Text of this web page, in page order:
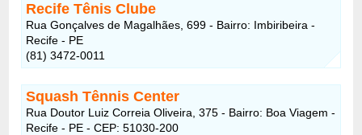
Recife Tênis Clube
Rua Gonçalves de Magalhães, 699 - Bairro: Imbiribeira -
Recife - PE
(81) 3472-0011
Squash Tênnis Center
Rua Doutor Luiz Correia Oliveira, 375 - Bairro: Boa Viagem -
Recife - PE - CEP: 51030-200